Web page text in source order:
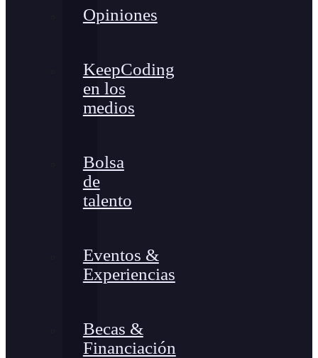
Opiniones
KeepCoding
en los
medios
Bolsa
de
talento
Eventos &
Experiencias
Becas &
Financiación